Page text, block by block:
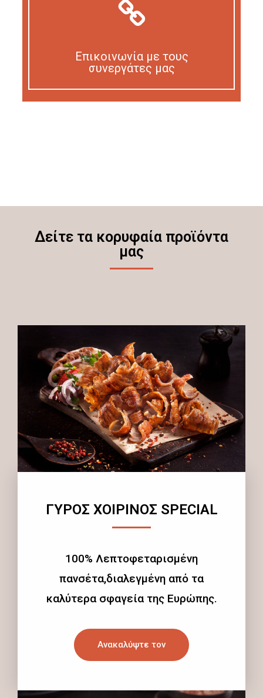
Επικοινωνία με τους
συνεργάτες μας
Δείτε τα κορυφαία προϊόντα
μας
ΓΥΡΟΣ ΧΟΙΡΙΝΟΣ SPECIAL
100% Λεπτοφεταρισμένη
πανσέτα,διαλεγμένη από τα
καλύτερα σφαγεία της Ευρώπης.
Ανακαλύψτε τον